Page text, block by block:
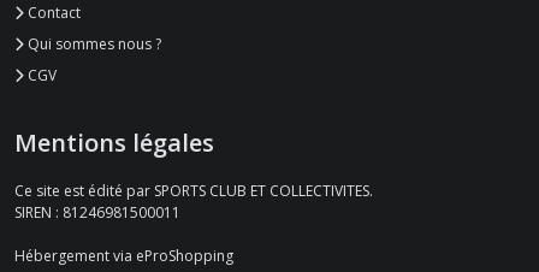
Contact
Qui sommes nous ?
CGV
Mentions légales
Ce site est édité par SPORTS CLUB ET COLLECTIVITES.
SIREN : 81246981500011
Hébergement via eProShopping